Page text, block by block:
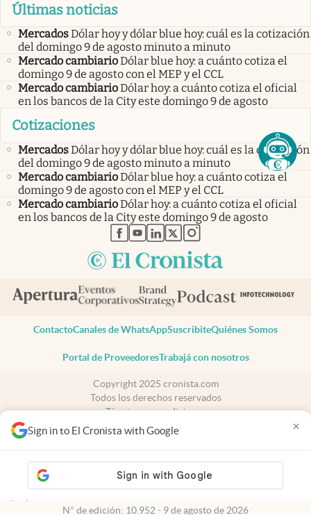
Sign in to El Cronista with Google ×
Últimas noticias
MercadosDólar hoy y dólar blue hoy: cuál es la cotización
del domingo 9 de agosto minuto a minuto
Mercado cambiarioDólar blue hoy: a cuánto cotiza el
domingo 9 de agosto con el MEP y el CCL
Mercado cambiarioDólar hoy: a cuánto cotiza el oficial
en los bancos de la City este domingo 9 de agosto
Cotizaciones
MercadosDólar hoy y dólar blue hoy: cuál es la cotización
del domingo 9 de agosto minuto a minuto
Mercado cambiarioDólar blue hoy: a cuánto cotiza el
domingo 9 de agosto con el MEP y el CCL
Mercado cambiarioDólar hoy: a cuánto cotiza el oficial
en los bancos de la City este domingo 9 de agosto
abre en nueva pestaña
abre en nueva pestaña
abre en nueva pestaña
abre en nueva pestaña
abre en nueva pestaña
ContactoCanales de WhatsAppSuscribiteQuiénes Somos
Portal de ProveedoresTrabajá con nosotros
Copyright 2025 cronista.com
Todos los derechos reservados
Términos y condiciones
Privacidad
Consentimiento
cronista.com
es propiedad de El Cronista Comercial S.A Registro de
N° de edición: 10.952 - 9 de agosto de 2026